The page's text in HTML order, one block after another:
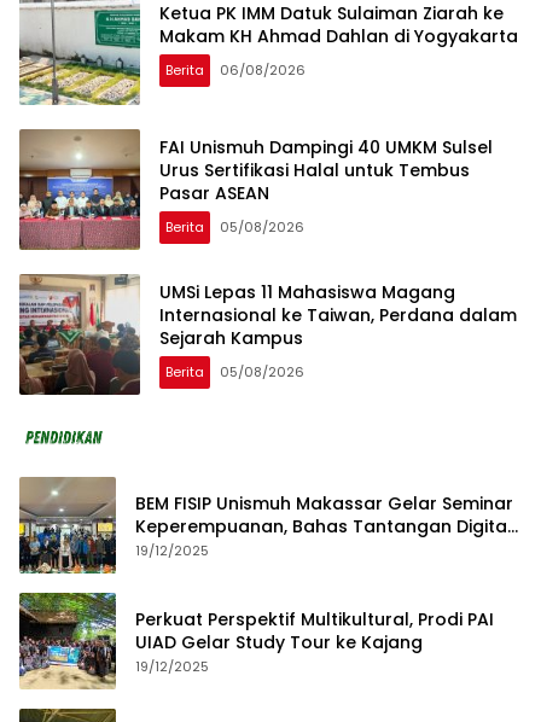
Ketua PK IMM Datuk Sulaiman Ziarah ke
Makam KH Ahmad Dahlan di Yogyakarta
Berita 06/08/2026
FAI Unismuh Dampingi 40 UMKM Sulsel
Urus Sertifikasi Halal untuk Tembus
Pasar ASEAN
Berita 05/08/2026
UMSi Lepas 11 Mahasiswa Magang
Internasional ke Taiwan, Perdana dalam
Sejarah Kampus
Berita 05/08/2026
BEM FISIP Unismuh Makassar Gelar Seminar
Keperempuanan, Bahas Tantangan Digital
dan Budaya Lokal
19/12/2025
Perkuat Perspektif Multikultural, Prodi PAI
UIAD Gelar Study Tour ke Kajang
19/12/2025